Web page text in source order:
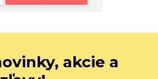
akcie a